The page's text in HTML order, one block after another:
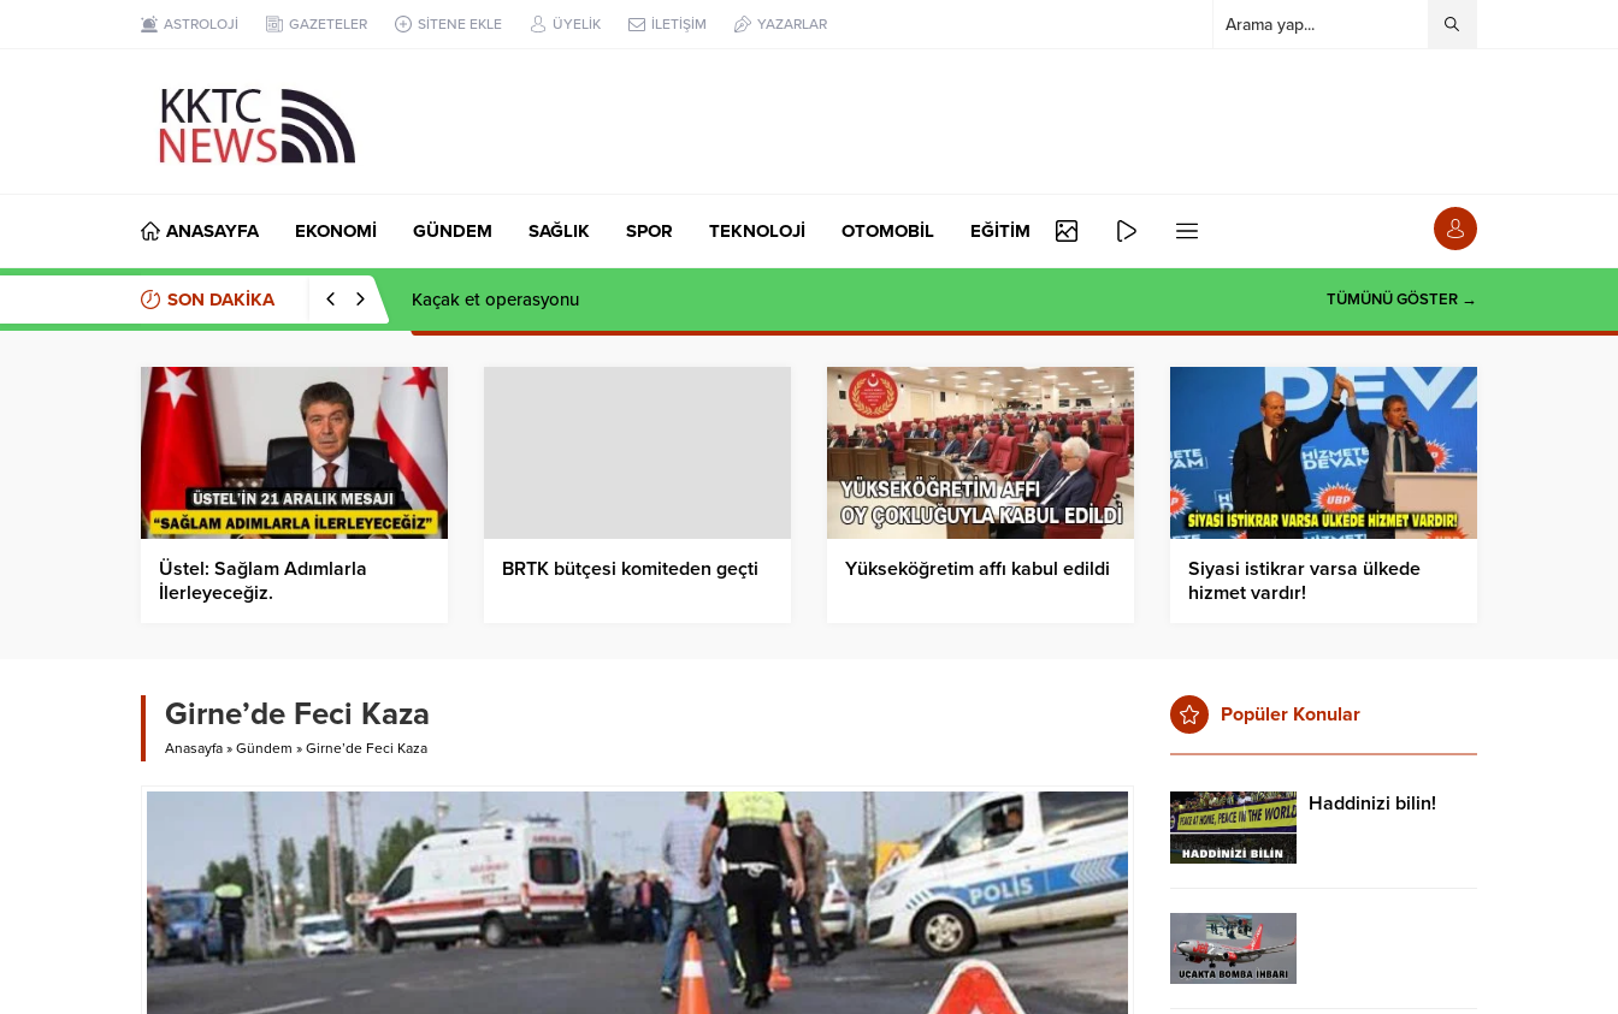
ASTROLOJİ GAZETELER SİTENE EKLE ÜYELİK İLETİŞİM YAZARLAR
ANASAYFA EKONOMİ GÜNDEM SAĞLIK SPOR TEKNOLOJİ OTOMOBİL EĞİTİM
SON DAKİKA Kaçak et operasyonu TÜMÜNÜ GÖSTER →
Üstel: Sağlam Adımlarla
İlerleyeceğiz.
BRTK bütçesi komiteden geçti Yükseköğretim affı kabul edildi
Siyasi istikrar varsa ülkede
hizmet vardır!
Girne’de Feci Kaza
Anasayfa » Gündem » Girne’de Feci Kaza
Popüler Konular
Haddinizi bilin!